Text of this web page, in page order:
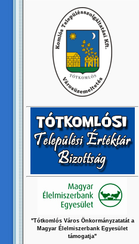
"Tótkomlós Város Önkormányzatatát a
Magyar Élelmiszerbank Egyesület
támogatja"